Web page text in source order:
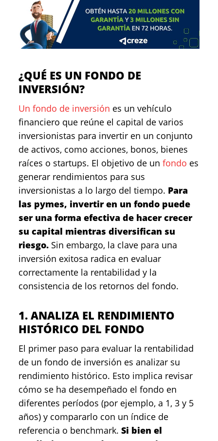
¿QUÉ ES UN FONDO DE
INVERSIÓN?
Un fondo de inversión es un vehículo
financiero que reúne el capital de varios
inversionistas para invertir en un conjunto
de activos, como acciones, bonos, bienes
raíces o startups. El objetivo de un fondo es
generar rendimientos para sus
inversionistas a lo largo del tiempo. Para
las pymes, invertir en un fondo puede
ser una forma efectiva de hacer crecer
su capital mientras diversifican su
riesgo. Sin embargo, la clave para una
inversión exitosa radica en evaluar
correctamente la rentabilidad y la
consistencia de los retornos del fondo.
1. ANALIZA EL RENDIMIENTO
HISTÓRICO DEL FONDO
El primer paso para evaluar la rentabilidad
de un fondo de inversión es analizar su
rendimiento histórico. Esto implica revisar
cómo se ha desempeñado el fondo en
diferentes períodos (por ejemplo, a 1, 3 y 5
años) y compararlo con un índice de
referencia o benchmark. Si bien el